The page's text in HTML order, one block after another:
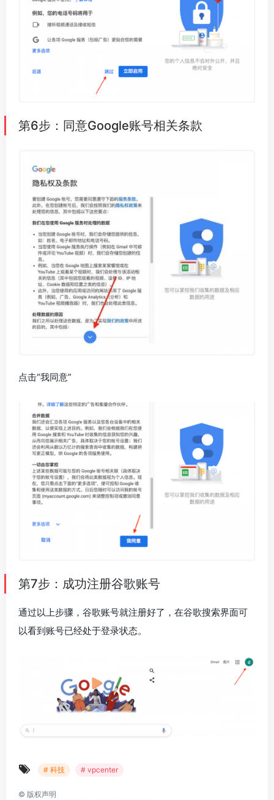
第6步：同意Google账号相关条款
点击“我同意”
第7步：成功注册谷歌账号
通过以上步骤，谷歌账号就注册好了，在谷歌搜索界面可
以看到账号已经处于登录状态。
# 科技 # vpcenter
© 版权声明